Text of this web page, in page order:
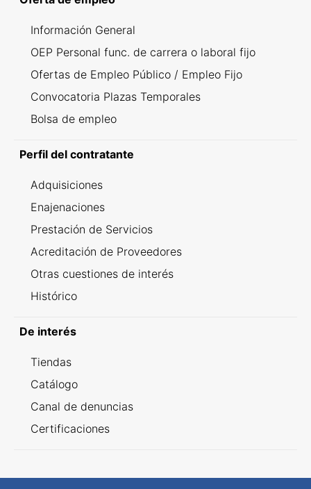
Información General
OEP Personal func. de carrera o laboral fijo
Ofertas de Empleo Público / Empleo Fijo
Convocatoria Plazas Temporales
Bolsa de empleo
Perfil del contratante
Adquisiciones
Enajenaciones
Prestación de Servicios
Acreditación de Proveedores
Otras cuestiones de interés
Histórico
De interés
Tiendas
Catálogo
Canal de denuncias
Certificaciones